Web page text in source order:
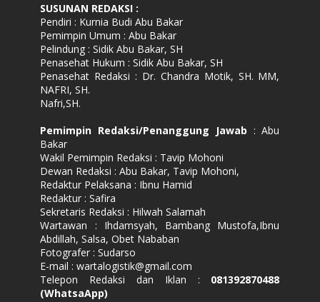
SUSUNAN REDAKSI :
Pendiri : Kurnia Budi Abu Bakar
Pemimpin Umum : Abu Bakar
Pelindung : Sidik Abu Bakar, SH
Penasehat Hukum : Sidik Abu Bakar, SH
Penasehat Redaksi : Dr. Chandra Motik, SH. MM,
NAFRI, SH.
Nafri,SH.
Pemimpin Redaksi/Penanggung Jawab : Abu
Bakar
Wakil Pemimpin Redaksi : Tavip Mohoni
Dewan Redaksi : Abu Bakar, Tavip Mohoni,
Redaktur Pelaksana : Ibnu Hamid
Redaktur : Safira
Sekretaris Redaksi : Hilwah Salamah
Wartawan : Ihdamsyah, Bambang Mustofa,Ibnu
Abdillah, Salsa, Obet Nababan
Fotografer : Sudarso
E-mail : wartalogistik@gmail.com
Telepon Redaksi dan Iklan : 081392870488
(WhatsaApp)